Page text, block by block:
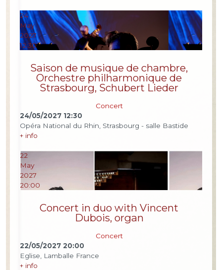
24
May
2027
12:30
Saison de musique de chambre,
Orchestre philharmonique de
Strasbourg, Schubert Lieder
Concert
24/05/2027 12:30
Opéra National du Rhin, Strasbourg - salle Bastide
+ info
22
May
2027
20:00
Concert in duo with Vincent
Dubois, organ
Concert
22/05/2027 20:00
Eglise, Lamballe France
+ info